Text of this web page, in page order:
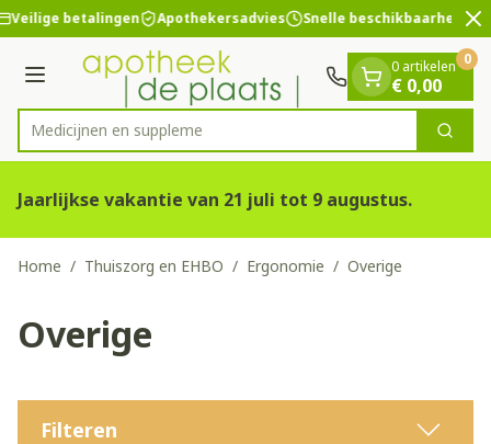
Ga naar de inhoud
2 van 2
Veilige betalingen Apothekersadvies Snelle beschikbaarheid
Menu
Product, merk, categorie...
Medic Zoek
0 artikelen
€ 0,00
0
Jaarlijkse vakantie van 21 juli tot 9 augustus.
Home / Thuiszorg en EHBO / Ergonomie / Overige
Overige
Filteren